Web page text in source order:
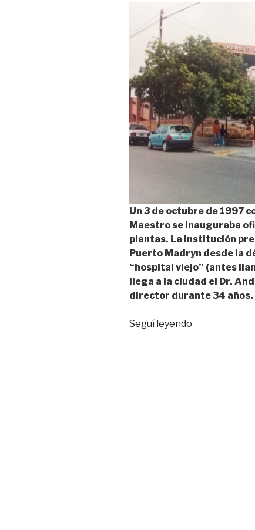
Un 3 de octubre de 1997
Maestrose inauguraba
plantas. La institución
Puerto Madryn desde la
“hospital viejo” (antes
llega a la ciudad el Dr.
director durante 34 años.
Seguí leyendo